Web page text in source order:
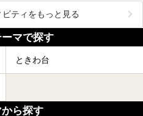
ティをもっと見る
マで探す
ときわ台
ら探す